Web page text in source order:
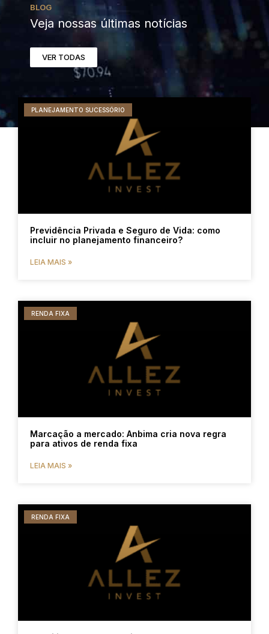
BLOG
Veja nossas últimas notícias
VER TODAS
PLANEJAMENTO SUCESSÓRIO
Previdência Privada e Seguro de Vida: como
incluir no planejamento financeiro?
LEIA MAIS »
RENDA FIXA
Marcação a mercado: Anbima cria nova regra
para ativos de renda fixa
LEIA MAIS »
RENDA FIXA